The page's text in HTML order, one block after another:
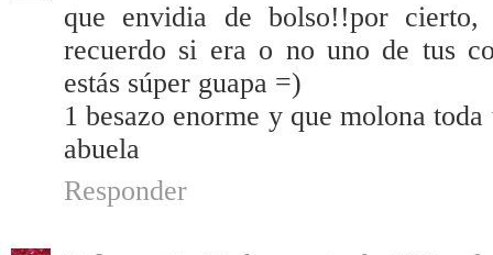
que envidia de bolso!!por
recuerdo si era o no uno de tus
estás súper guapa =)
1 besazo enorme y que molona
abuela
Responder